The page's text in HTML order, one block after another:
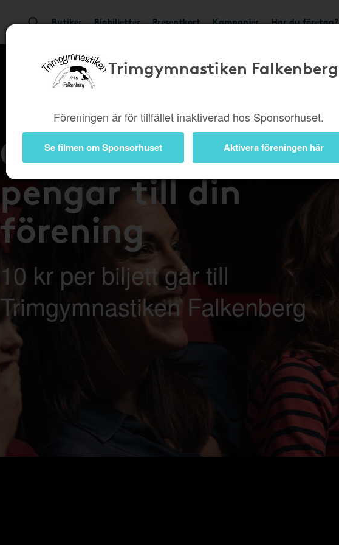
Butiker Biobiljetter Presentkort Kampanjer Har du företag?
Trimgymnastiken Falkenberg
Föreningen är för tillfället inaktiverad hos Sponsorhuset.
Se filmen om Sponsorhuset Aktivera föreningen här
Gå på bio – tjäna
pengar till din
förening
10 kr per biljett går till
Trimgymnastiken Falkenberg